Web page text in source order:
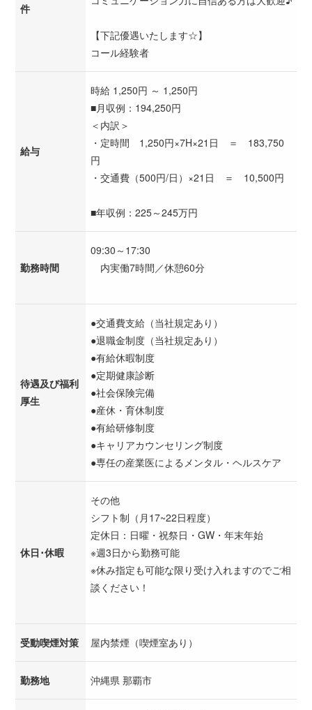
件
【下記優遇いたします☆】
コール経験者
給与
時給 1,250円 ～ 1,250円
■月収例：194,250円
＜内訳＞
・定時間 1,250円×7H×21日 ＝ 183,750
円
・交通費（500円/日）×21日 ＝ 10,500円
■年収例：225～245万円
勤務時間
09:30～17:30
内実働7時間／休憩60分
待遇及び福利
厚生
●交通費支給（当社規定あり）
●退職金制度（当社規定あり）
●有給休暇制度
●定期健康診断
●社会保険完備
●産休・育休制度
●有給研修制度
●キャリアカウンセリング制度
●専任の産業医によるメンタル・ヘルスケア
休日･休暇
その他
シフト制（月17~22日程度）
定休日：日曜・祝祭日・GW・年末年始
※週3日から勤務可能
※休み指定も可能な限り受け入れますのでご相
談ください！
受動喫煙対策 屋内禁煙（喫煙室あり）
勤務地 沖縄県 那覇市